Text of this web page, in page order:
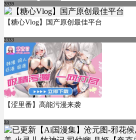
3939
【糖心Vlog】国产原创最佳平台
2333
【涩里番】高能污漫来袭
33